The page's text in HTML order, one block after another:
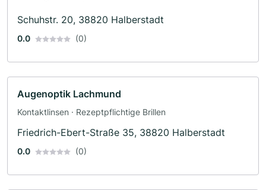
Schuhstr. 20, 38820 Halberstadt
0.0 (0)
Augenoptik Lachmund
Kontaktlinsen · Rezeptpflichtige Brillen
Friedrich-Ebert-Straße 35, 38820 Halberstadt
0.0 (0)